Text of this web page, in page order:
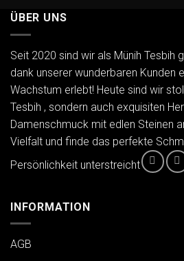
ÜBER UNS
Seit 2020 sind wir als Münih Tesbih
dank unserer wunderbaren Kunden
Wachstum erlebt! Heute sind wir
Tesbih , sondern auch exquisiten
Damenschmuck mit edlen Steinen
Vielfalt und finde das perfekte
Persönlichkeit unterstreicht
INFORMATION
AGB